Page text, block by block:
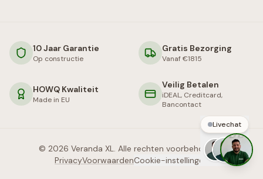
10 Jaar Garantie
Op constructie
Gratis Bezorging
Vanaf €1815
HOWQ Kwaliteit
Made in EU
Veilig Betalen
iDEAL, Creditcard,
Bancontact
© 2026 Veranda XL. Alle rechten voorbehouden.
PrivacyVoorwaardenCookie-instellingen
Livechat